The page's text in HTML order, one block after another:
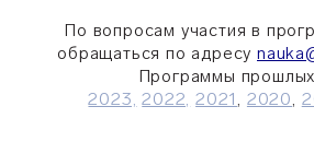
По вопросам участия в
обращаться по адресу
Программы
2023, 2022, 2021, 2020,